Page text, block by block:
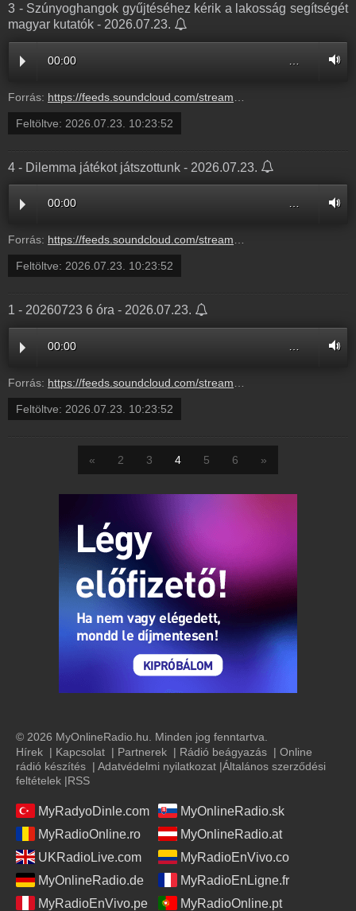
3 - Szúnyoghangok gyűjtéséhez kérik a lakosság segítségét
magyar kutatók - 2026.07.23.
00:00
Forrás: https://feeds.soundcloud.com/stream/2366334974-balazsek-3-szunyoghangok-gyujtesehez-kerik-a-lakossag-segitseget-magyar-kutatok-3.mp3
Feltöltve: 2026.07.23. 10:23:52
4 - Dilemma játékot játszottunk - 2026.07.23.
00:00 …
Forrás: https://feeds.soundcloud.com/stream/2366334971-balazsek-d7f6f1e6-3771-4a16-a870-e7dc1bbb1d95.mp3
Feltöltve: 2026.07.23. 10:23:52
1 - 20260723 6 óra - 2026.07.23.
00:00
Forrás: https://feeds.soundcloud.com/stream/2366334968-balazsek-1-20260723-6-ora-1.mp3
Feltöltve: 2026.07.23. 10:23:52
« 2 3 4 5 6 »
© 2026 MyOnlineRadio.hu. Minden jog fenntartva.
Hírek | Kapcsolat | Partnerek | Rádió beágyazás | Online
rádió készítés | Adatvédelmi nyilatkozat |Általános szerződési
feltételek |RSS
MyRadyoDinle.com
MyOnlineRadio.sk
MyRadioOnline.ro
MyOnlineRadio.at
UKRadioLive.com
MyRadioEnVivo.co
MyOnlineRadio.de
MyRadioEnLigne.fr
MyRadioEnVivo.pe
MyRadioOnline.pt